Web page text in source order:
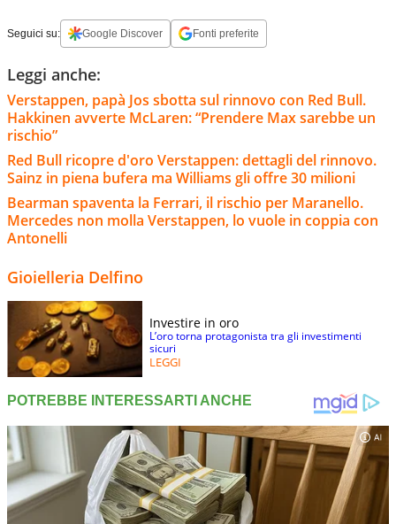
Seguici su: Google Discover Fonti preferite
Leggi anche:
Verstappen, papà Jos sbotta sul rinnovo con Red Bull.
Hakkinen avverte McLaren: “Prendere Max sarebbe un
rischio”
Red Bull ricopre d'oro Verstappen: dettagli del rinnovo.
Sainz in piena bufera ma Williams gli offre 30 milioni
Bearman spaventa la Ferrari, il rischio per Maranello.
Mercedes non molla Verstappen, lo vuole in coppia con
Antonelli
Gioielleria Delfino
Investire in oro
L’oro torna protagonista tra gli investimenti
sicuri
LEGGI